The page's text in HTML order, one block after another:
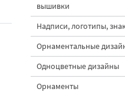
вышивки
Надписи, логотипы,
Орнаментальные
Одноцветные дизайны
Орнаменты